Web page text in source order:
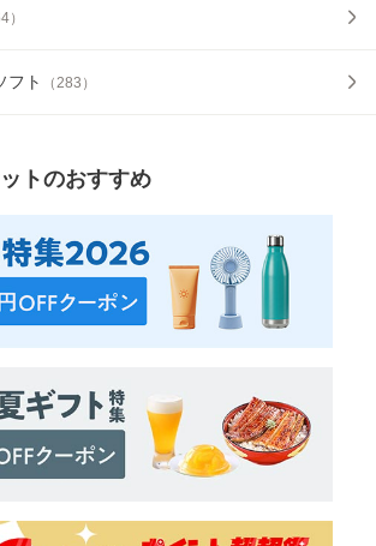
）
フト （283 ）
トのおすすめ